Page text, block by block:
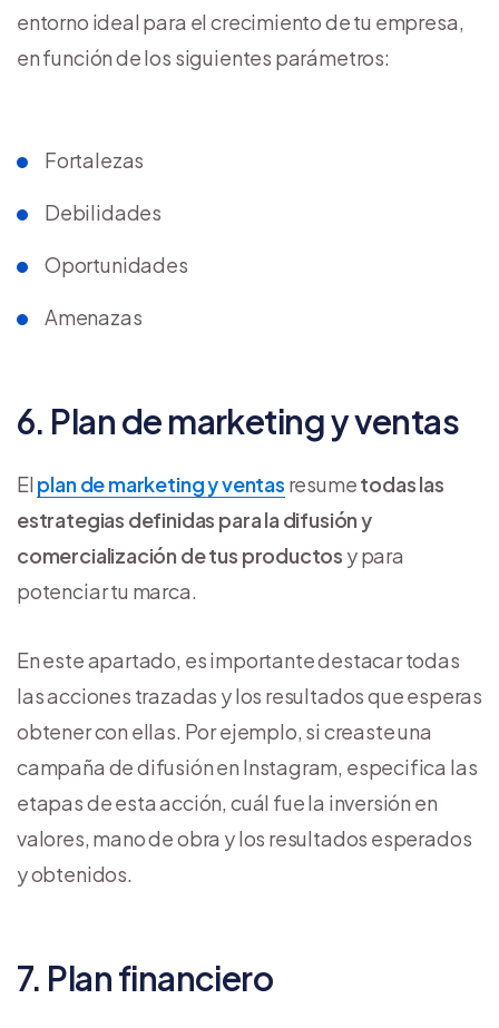
entorno ideal para el crecimiento de tu empresa,
en función de los siguientes parámetros:
Fortalezas
Debilidades
Oportunidades
Amenazas
6. Plan de marketing y ventas
El plan de marketing y ventas resumetodas las
estrategias definidas para la difusión y
comercialización de tus productos y para
potenciar tu marca.
En este apartado, es importante destacar todas
las acciones trazadas y los resultados que esperas
obtener con ellas. Por ejemplo, si creaste una
campaña de difusión en Instagram, especifica las
etapas de esta acción, cuál fue la inversión en
valores, mano de obra y los resultados esperados
y obtenidos.
7. Plan financiero